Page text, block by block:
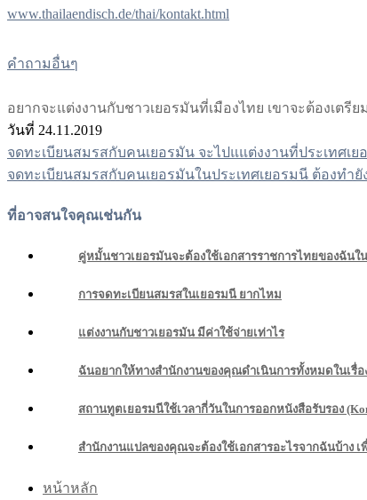
www.thailaendisch.de/thai/kontakt.html
คำถามอื่นๆ
อยากจะแต่งงานกับชาวเยอรมันที่เมืองไทย เขาจะต้องเตรีย
วันที่ 24.11.2019
แนะแนว
จดทะเบียนสมรสกับคนเยอรมัน จะไปแแต่งงานที่ประเทศเ
จดทะเบียนสมรสกับคนเยอรมันในประเทศเยอรมนี ต้องทํายั
ที่อาจสนใจคุณเช่นกัน
คู่หมั้นชาวเยอรมันจะต้องใช้เอกสารราชการไทยของฉัน
การจดทะเบียนสมรสในเยอรมนี ยากไหม
แต่งงานกับชาวเยอรมัน มีค่าใช้จ่ายเท่าไร
ฉันอยากให้ทางสำนักงานของคุณดำเนินการทั้งหมดในเรื่
สถานทูตเยอรมนีใช้เวลากี่วันในการออกหนังสือรับรอง
สำนักงานแปลของคุณจะต้องใช้เอกสารอะไรจากฉันบ้าง
หน้าหลัก